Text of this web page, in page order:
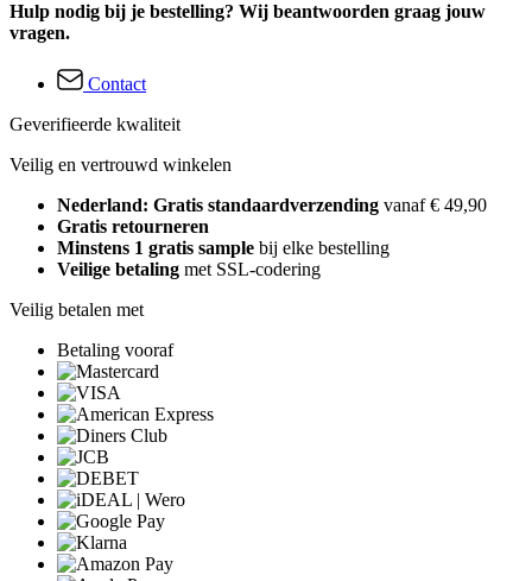
Hulp nodig bij je bestelling? Wij beantwoorden graag jouw
vragen.
Contact
Geverifieerde kwaliteit
Veilig en vertrouwd winkelen
Nederland: Gratis standaardverzending vanaf € 49,90
Gratis retourneren
Minstens 1 gratis sample bij elke bestelling
Veilige betaling met SSL-codering
Veilig betalen met
Betaling vooraf